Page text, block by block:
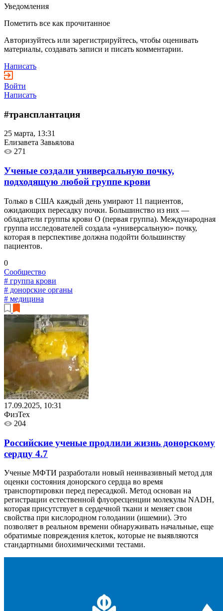
Уведомления
Пометить все как прочитанное
Авторизуйтесь или зарегистрируйтесь, чтобы оценивать
материалы, создавать записи и писать комментарии.
Написать
Войти
Написать
#трансплантация
25 марта, 13:31
Елизавета Завьялова
271
Ученые создали универсальную почку,
подходящую любой группе крови
Только в США каждый день умирают 11 пациентов,
ожидающих пересадку почки. Большинство из них —
обладатели группы крови O (первая группа). Международная
группа исследователей создала «универсальную» почку,
которая в перспективе должна подойти большинству
пациентов.
0
Сообщество
# группа крови
# донорские органы
# медицина
17.09.2025, 10:31
ФизТех
204
Российские ученые продлили жизнь донорскому
сердцу 4.7
Ученые МФТИ разработали новый неинвазивный метод для
оценки состояния донорского сердца во время
транспортировки перед пересадкой. Метод основан на
регистрации естественной флуоресценции молекулы NADH,
которая присутствует в сердечной ткани и меняет свои
свойства при кислородном голодании (ишемии). Это
позволяет в реальном времени обнаруживать начальные, еще
обратимые повреждения клеток, которые не выявляются
стандартными биохимическими тестами.